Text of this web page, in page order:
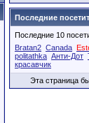
Последние
Последние 10
Bratan2 Canada
politathka Анти-Дот
красавчик
Эта страница